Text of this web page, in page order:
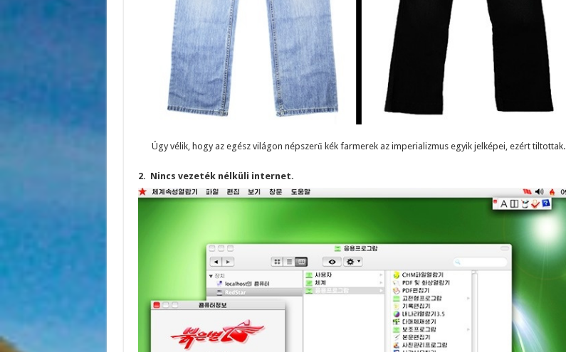
Úgy vélik, hogy az egész világon népszerű kék farmerek az imperializmus egyik jelképei, ezért tiltottak.
2. Nincs vezeték nélküli internet.